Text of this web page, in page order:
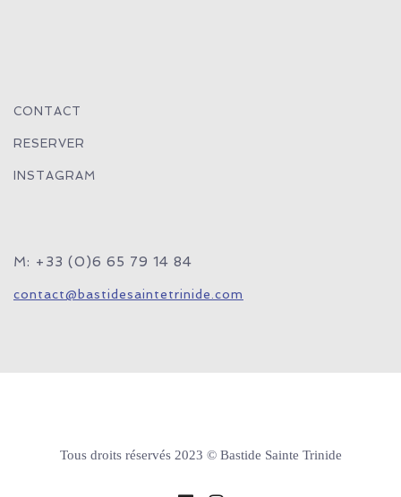
CONTACT
RESERVER
INSTAGRAM
M: +33 (0)6 65 79 14 84
contact@bastidesaintetrinide.com
Tous droits réservés 2023 © Bastide Sainte Trinide